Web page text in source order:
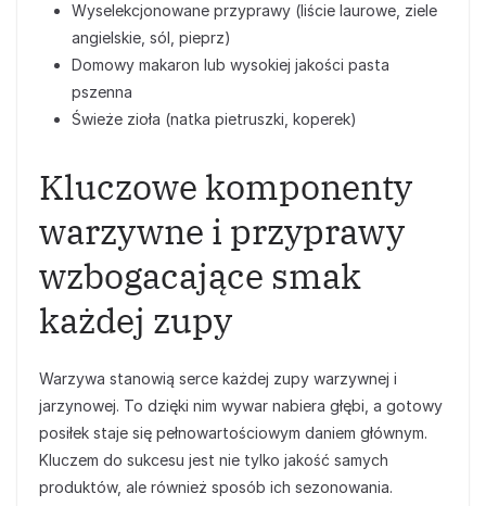
Wyselekcjonowane przyprawy (liście laurowe, ziele
angielskie, sól, pieprz)
Domowy makaron lub wysokiej jakości pasta
pszenna
Świeże zioła (natka pietruszki, koperek)
Kluczowe komponenty
warzywne i przyprawy
wzbogacające smak
każdej zupy
Warzywa stanowią serce każdej zupy warzywnej i
jarzynowej. To dzięki nim wywar nabiera głębi, a gotowy
posiłek staje się pełnowartościowym daniem głównym.
Kluczem do sukcesu jest nie tylko jakość samych
produktów, ale również sposób ich sezonowania.